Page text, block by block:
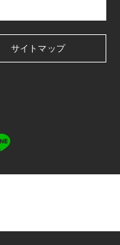
サイトマップ